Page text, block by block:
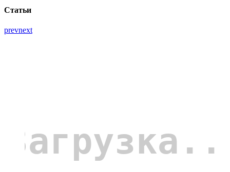
Статьи
prevnext